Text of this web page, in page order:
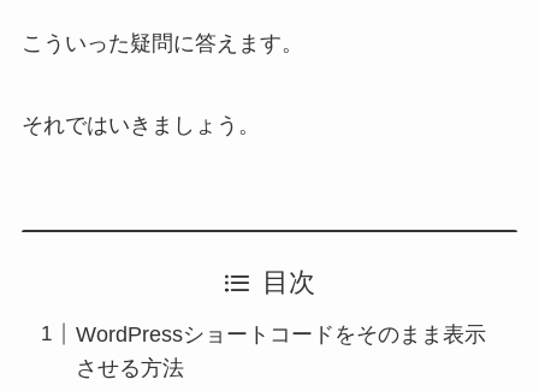
こういった疑問に答えます。
それではいきましょう。
目次
WordPressショートコードをそのまま表示
させる方法